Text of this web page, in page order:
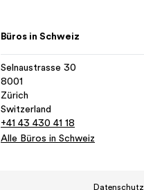
Büros in Schweiz
Selnaustrasse 30
8001
Zürich
Switzerland
+41 43 430 41 18
Alle Büros in Schweiz
Datenschutz